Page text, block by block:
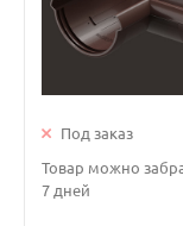
Под заказ
Товар можно
7 дней